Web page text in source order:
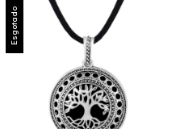
Esgotado